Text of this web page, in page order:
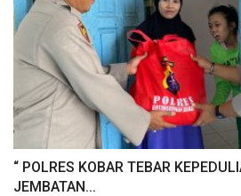
“ POLRES KOBAR TEBAR
JEMBATAN...